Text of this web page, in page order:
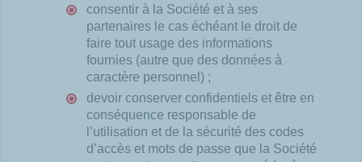
consentir à la Société et à ses
partenaires le cas échéant le droit de
faire tout usage des informations
fournies (autre que des données à
caractère personnel) ;
devoir conserver confidentiels et être en
conséquence responsable de
l’utilisation et de la sécurité des codes
d’accès et mots de passe que la Société